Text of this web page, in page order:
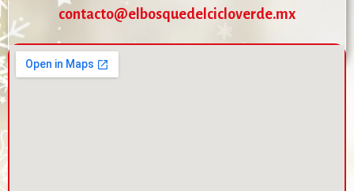
contacto@elbosquedelcicloverde.mx